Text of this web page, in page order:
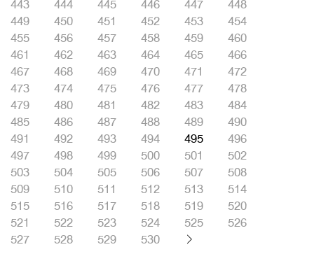
443
444 445 446 447
448
449
450 451 452 453
454
455
456 457 458 459
460
461
462 463 464 465
466
467
468 469 470 471
472
473
474 475 476 477
478
479
480 481 482 483
484
485
486 487 488 489
490
491
492 493 494 495
496
497
498 499 500 501
502
503
504 505 506 507
508
509
510 511 512 513
514
515
516 517 518 519
520
521
522 523 524 525
526
527
528 529 530